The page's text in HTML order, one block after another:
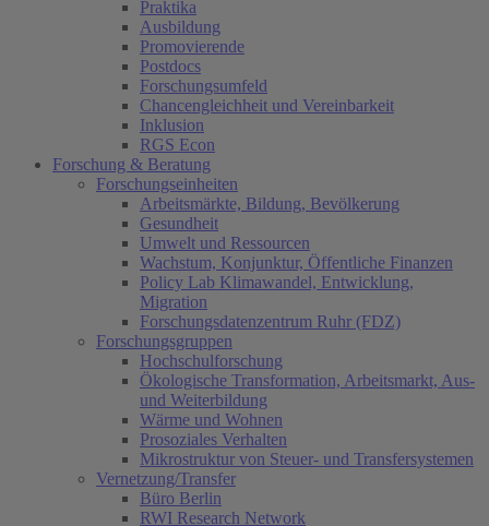
Praktika
Ausbildung
Promovierende
Postdocs
Forschungsumfeld
Chancengleichheit und Vereinbarkeit
Inklusion
RGS Econ
Forschung & Beratung
Forschungseinheiten
Arbeitsmärkte, Bildung, Bevölkerung
Gesundheit
Umwelt und Ressourcen
Wachstum, Konjunktur, Öffentliche Finanzen
Policy Lab Klimawandel, Entwicklung,
Migration
Forschungsdatenzentrum Ruhr (FDZ)
Forschungsgruppen
Hochschulforschung
Ökologische Transformation, Arbeitsmarkt, Aus-
und Weiterbildung
Wärme und Wohnen
Prosoziales Verhalten
Mikrostruktur von Steuer- und Transfersystemen
Vernetzung/Transfer
Büro Berlin
RWI Research Network